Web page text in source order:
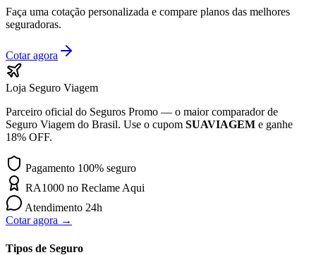
Faça uma cotação personalizada e compare planos das melhores
seguradoras.
Cotar agora
Loja Seguro Viagem
Parceiro oficial do Seguros Promo — o maior comparador de
Seguro Viagem do Brasil. Use o cupom SUAVIAGEM e ganhe
18% OFF.
Pagamento 100% seguro
RA1000 no Reclame Aqui
Atendimento 24h
Cotar agora →
Tipos de Seguro